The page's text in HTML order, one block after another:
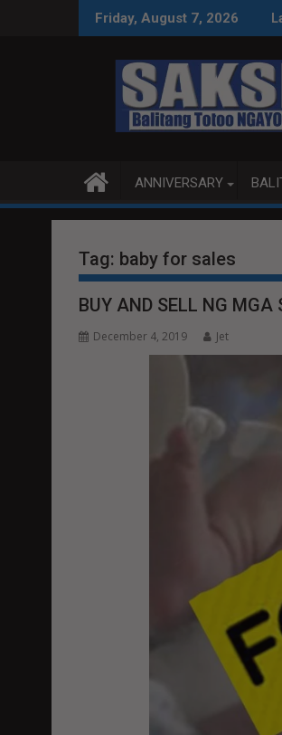
Friday, August 7, 2026
susi sa pag-unladPANANAMPALATAYA
ANNIVERSARY
Tag: baby for sales
BUY AND SELL NG MGA
December 4, 2019 Jet